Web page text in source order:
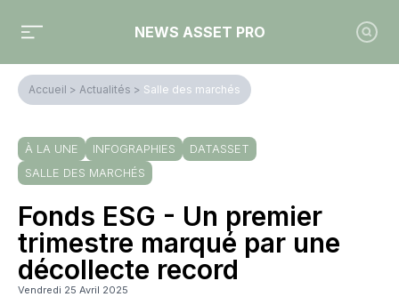
NEWS ASSET PRO
Accueil > Actualités > Salle des marchés
À LA UNE INFOGRAPHIES
DATASSET
SALLE DES MARCHÉS
Fonds ESG - Un premier
trimestre marqué par une
décollecte record
Vendredi 25 Avril 2025